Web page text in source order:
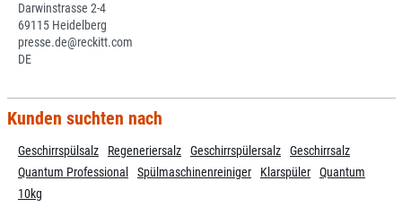
Darwinstrasse 2-4
69115 Heidelberg
presse.de@reckitt.com
DE
Kunden suchten nach
Geschirrspülsalz Regeneriersalz Geschirrspülersalz
Geschirrsalz
Quantum Professional
Spülmaschinenreiniger Klarspüler
Quantum
10kg